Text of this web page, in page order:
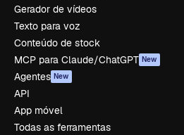
Gerador de vídeos
Texto para voz
Conteúdo de stock
MCP para Claude/ChatGPT New
Agentes New
API
App móvel
Todas as ferramentas